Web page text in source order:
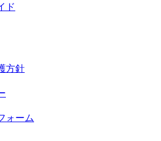
ド
方針
ォーム